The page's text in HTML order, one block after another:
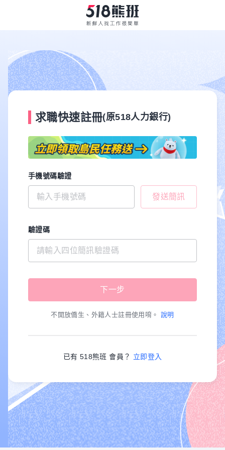
求職快速註冊(原518人力銀行)
手機號碼驗證
發送簡訊
驗證碼
不開放僑生、外籍人士註冊使用唷。 說明
已有 518熊班 會員？ 立即登入